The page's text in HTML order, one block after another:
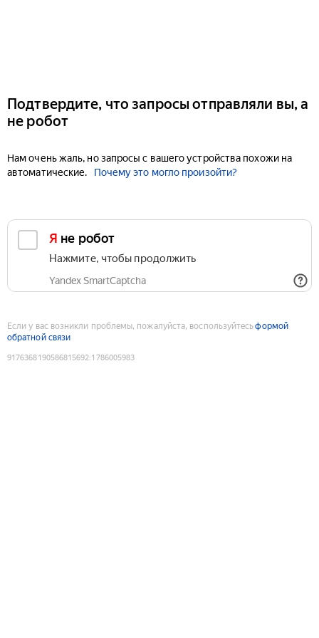
Подтвердите, что запросы отправляли вы, а
не робот
Нам очень жаль, но запросы с вашего устройства похожи на
автоматические.
Почему это могло произойти?
Я не робот
Нажмите, чтобы продолжить
Yandex SmartCaptcha
Если у вас возникли проблемы, пожалуйста, воспользуйтесьформой
обратной связи
9176368190586815692:1786005983